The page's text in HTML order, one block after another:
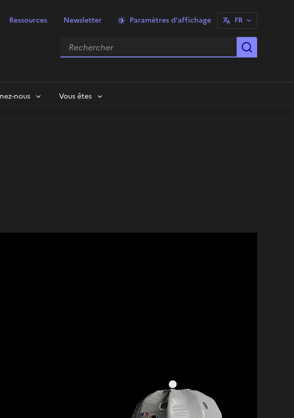
Ressources Newsletter Paramètres d'affichage FR
Rechercher
nous Vous êtes